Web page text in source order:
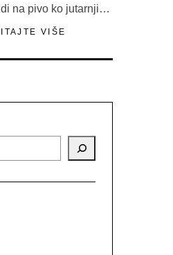
na pivo ko jutarnji…
VIŠE